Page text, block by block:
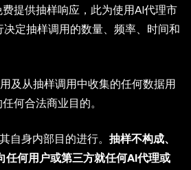
提供抽样响应，此为使用AI代理市
定抽样调用的数量、频率、时间和
及从抽样调用中收集的任何数据用
何合法商业目的。
自身内部目的进行。 抽样不构成、
任何用户或第三方就任何AI代理或